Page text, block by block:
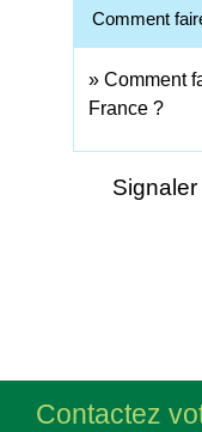
Comment
Comment
France ?
Contactez